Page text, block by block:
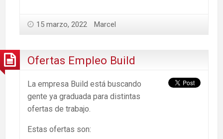
15 marzo, 2022 Marcel
Ofertas Empleo Build
La empresa Build está buscando
gente ya graduada para distintas
ofertas de trabajo.
Estas ofertas son: